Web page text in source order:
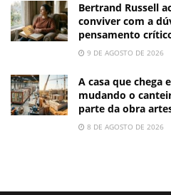
Bertrand Russell
conviver com a
pensamento
9 DE AGOSTO DE 2026
A casa que chega
mudando o
parte da obra
8 DE AGOSTO DE 2026